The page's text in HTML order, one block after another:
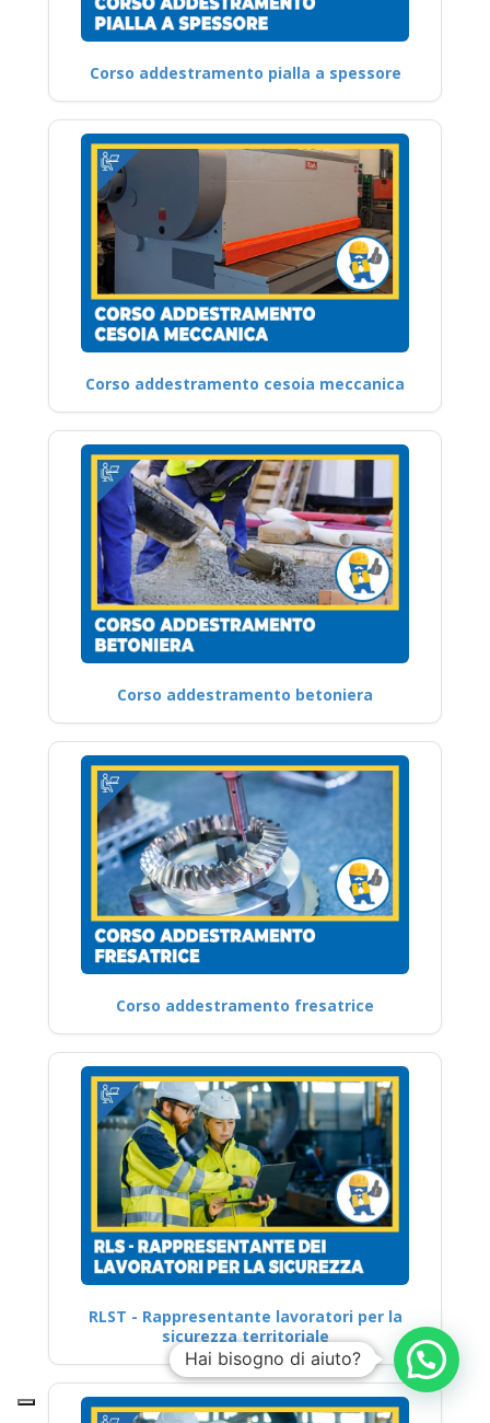
Corso addestramento pialla a spessore
Corso addestramento cesoia meccanica
Corso addestramento betoniera
Corso addestramento fresatrice
RLST - Rappresentante lavoratori per la
sicurezza territoriale
Hai bisogno di aiuto?